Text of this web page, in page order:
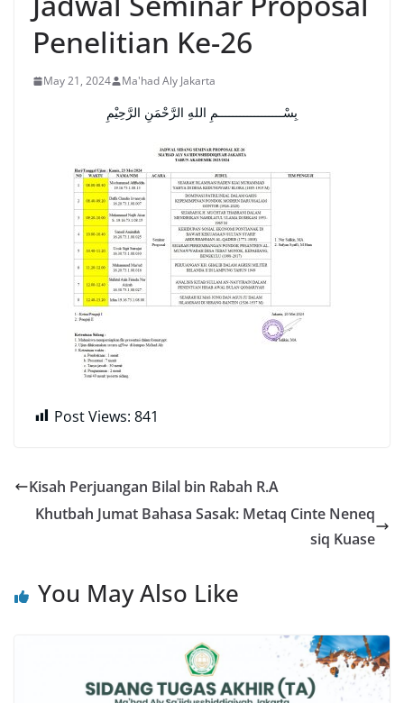
Penelitian Ke-26
May 21, 2024 Ma'had Aly Jakarta
بِسْــــــــــــــــــمِ اللهِ الرَّحْمَنِ الرَّحِيْمِ
Post Views: 841
Kisah Perjuangan Bilal bin Rabah R.A
Khutbah Jumat Bahasa Sasak: Metaq Cinte Neneq
siq Kuase
You May Also Like